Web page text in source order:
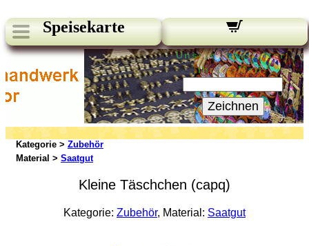
Speisekarte
Unsere Newsletter:
Ihre E-Mail:
Zeichnen
Kategorie > Zubehör
Material > Saatgut
Kleine Täschchen (capq)
Kategorie: Zubehör, Material: Saatgut